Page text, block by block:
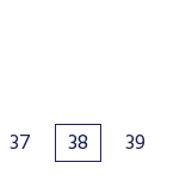
37 38
39